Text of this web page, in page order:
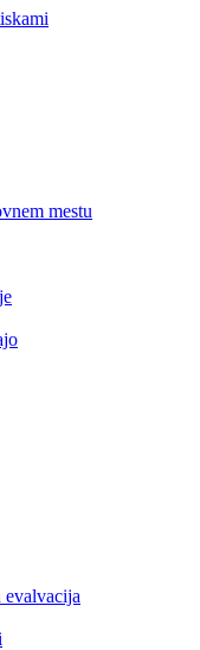
mestu
evalvacija